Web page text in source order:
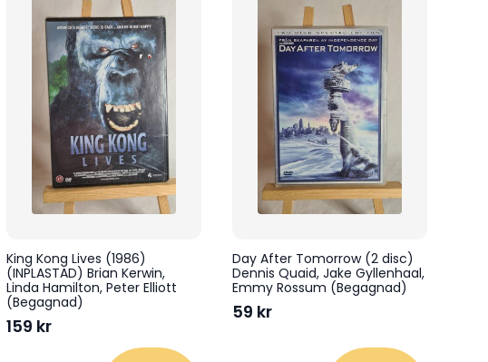
King Kong Lives (1986)
(INPLASTAD) Brian Kerwin,
Linda Hamilton, Peter Elliott
(Begagnad)
159 kr
Day After Tomorrow (2 disc)
Dennis Quaid, Jake Gyllenhaal,
Emmy Rossum (Begagnad)
59 kr